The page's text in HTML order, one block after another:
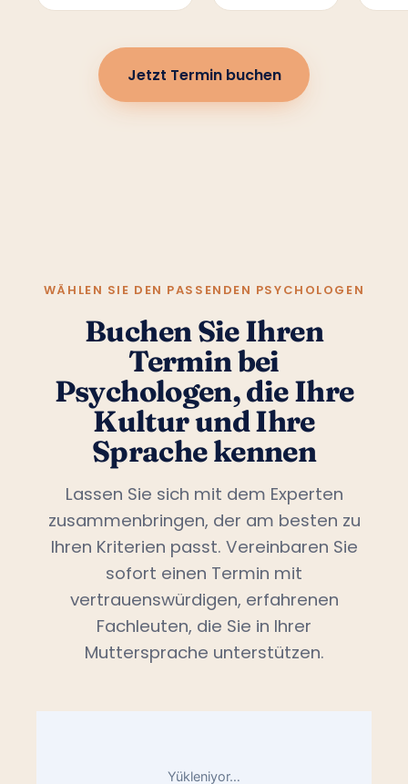
Jetzt Termin buchen
WÄHLEN SIE DEN PASSENDEN PSYCHOLOGEN
Buchen Sie Ihren
Termin bei
Psychologen, die Ihre
Kultur und Ihre
Sprache kennen
Lassen Sie sich mit dem Experten
zusammenbringen, der am besten zu
Ihren Kriterien passt. Vereinbaren Sie
sofort einen Termin mit
vertrauenswürdigen, erfahrenen
Fachleuten, die Sie in Ihrer
Muttersprache unterstützen.